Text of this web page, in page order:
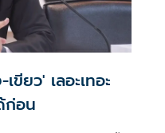
ยว' เลอะเทอะ
ก่อน